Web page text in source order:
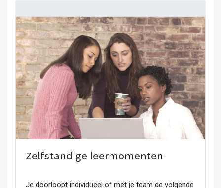
Zelfstandige leermomenten
Je doorloopt individueel of met je team de volgende